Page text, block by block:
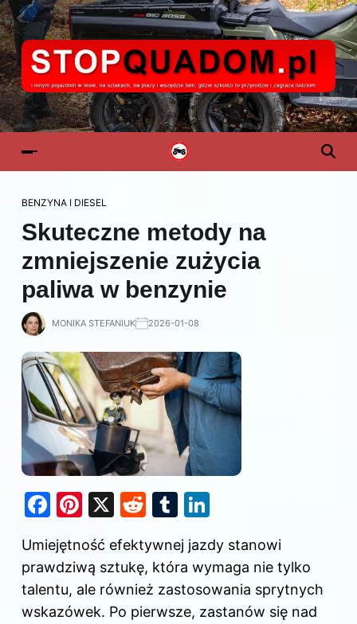
BENZYNA I DIESEL
Skuteczne metody na
zmniejszenie zużycia
paliwa w benzynie
MONIKA STEFANIUK 2026-01-08
F
c
e
b
Pi
er
e
st
X
R
d
di
t
T
m
bl
r
k
e
dI
Umiejętność efektywnej jazdy stanowi
prawdziwą sztukę, która wymaga nie tylko
talentu, ale również zastosowania sprytnych
wskazówek. Po pierwsze, zastanów się nad